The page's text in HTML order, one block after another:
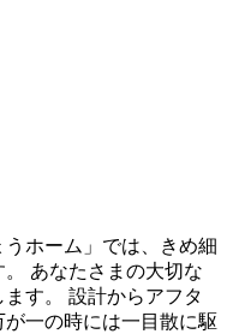
ホーム」では、きめ細
あなたさまの大切な
す。 設計からアフタ
一の時には一目散に駆